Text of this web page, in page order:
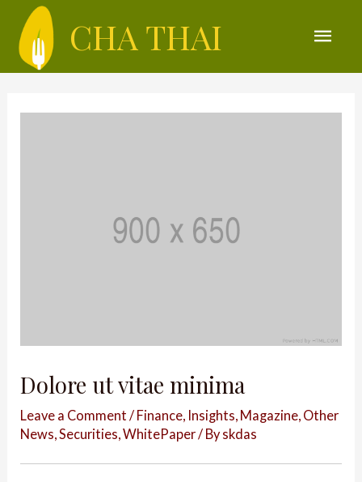
CHA THAI
Dolore ut vitae minima
Leave a Comment / Finance, Insights, Magazine, Other
News,Securities,WhitePaper/ By skdas